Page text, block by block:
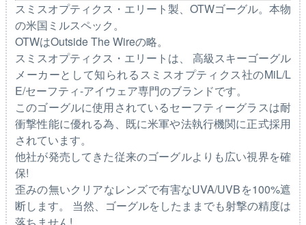
スミスオプティクス・エリート製、OTWゴーグル。本物
の米国ミルスペック。
OTWはOutside The Wireの略。
スミスオプティクス・エリートは、 高級スキーゴーグル
メーカーとして知られるスミスオプティクス社のMiL/L
E/セーフティ-アイウェア専門のブランドです。
このゴーグルに使用されているセーフティーグラスは耐
衝撃性能に優れる為、既に米軍や法執行機関に正式採用
されています。
他社が発売してきた従来のゴーグルよりも広い視界を確
保!
歪みの無いクリアなレンズで有害なUVA/UVBを100%遮
断します。 当然、ゴーグルをしたままでも射撃の精度は